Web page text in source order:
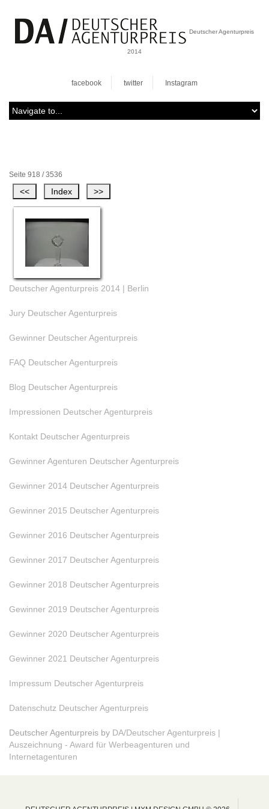
Deutscher Agenturpreis
2014
facebook twitter Instagram
Seite 918 / 3536
Deutscher Agenturpreis 2014 | Berlin
Jury Deutscher Agenturpreis
Gewinner Deutscher Agenturpreis
FAQ Deutscher Agenturpreis
Blog Deutscher Agenturpreis
Impressionen Deutscher Agenturpreis
Kontakt Deutscher Agenturpreis
Gewinner Agenturen Deutscher Agenturpreis
Gewinner 2014 Deutscher Agenturpreis
Gewinner 2015 Deutscher Agenturpreis
Gewinner 2016 Deutscher Agenturpreis
Gewinner 2017 Deutscher Agenturpreis
Gewinner 2018 Deutscher Agenturpreis
Gewinner 2019 Deutscher Agenturpreis
Gewinner 2020 Deutscher Agenturpreis
Gewinner 2021 Deutscher Agenturpreis
Impressum Deutscher Agenturpreis
Datenschutz Deutscher Agenturpreis
Deutscher Agenturpreis by DA/Deutscher Agenturpreis |
Auszeichnung - Award für Werbeagenturen und
Internetagenturen